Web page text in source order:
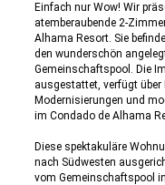
Einfach nur Wow! Wir
atemberaubende 2-
Alhama Resort. Sie
den wunderschön
Gemeinschaftspool. Die
ausgestattet, verfügt
Modernisierungen und
im Condado de Alhama
Diese spektakuläre
nach Südwesten
vom Gemeinschaftspool